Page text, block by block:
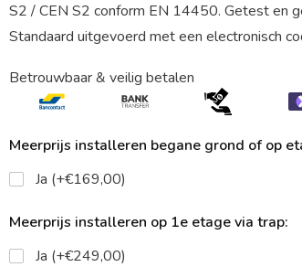
S2 / CEN S2 conform EN 14450. Getest en
Standaard uitgevoerd met een electronisch
Betrouwbaar & veilig betalen
Meerprijs installeren begane grond of op
Ja (+€169,00)
Meerprijs installeren op 1e etage via trap:
Ja (+€249,00)